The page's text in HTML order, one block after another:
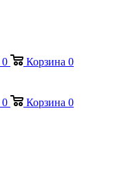
0 Корзина 0
0 Корзина 0